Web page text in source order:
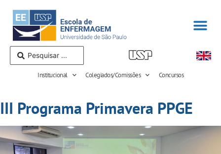
Institucional Colegiados/Comissões Concursos
III Programa Primavera PPGE